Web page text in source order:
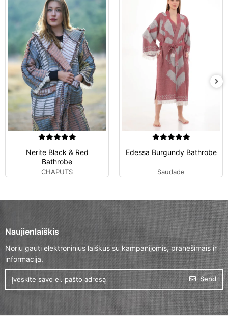
Nerite Black & Red
Bathrobe
CHAPUTS
Edessa Burgundy Bathrobe
Saudade
Naujienlaiškis
Noriu gauti elektroninius laiškus su kampanijomis, pranešimais ir
informacija.
Send